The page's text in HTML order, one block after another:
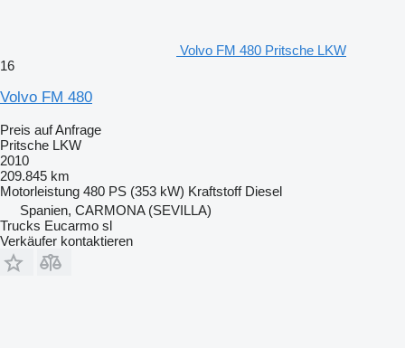
Volvo FM 480 Pritsche LKW
16
Volvo FM 480
Preis auf Anfrage
Pritsche LKW
2010
209.845 km
Motorleistung 480 PS (353 kW) Kraftstoff Diesel
Spanien, CARMONA (SEVILLA)
Trucks Eucarmo sl
Verkäufer kontaktieren